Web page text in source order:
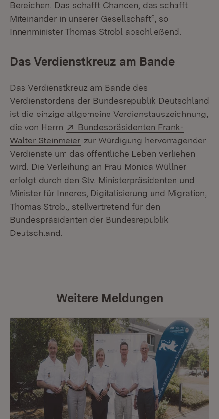
Bereichen. Das schafft Chancen, das schafft
Miteinander in unserer Gesellschaft“, so
Innenminister Thomas Strobl abschließend.
Das Verdienstkreuz am Bande
Das Verdienstkreuz am Bande des
Verdienstordens der Bundesrepublik Deutschland
ist die einzige allgemeine Verdienstauszeichnung,
die von Herrn
Extern:
Bundespräsidenten Frank-
Walter Steinmeier (Öffnet in neuem Fenster)
zur Würdigung hervorragender
Verdienste um das öffentliche Leben verliehen
wird. Die Verleihung an Frau Monica Wüllner
erfolgt durch den Stv. Ministerpräsidenten und
Minister für Inneres, Digitalisierung und Migration,
Thomas Strobl, stellvertretend für den
Bundespräsidenten der Bundesrepublik
Deutschland.
Weitere Meldungen